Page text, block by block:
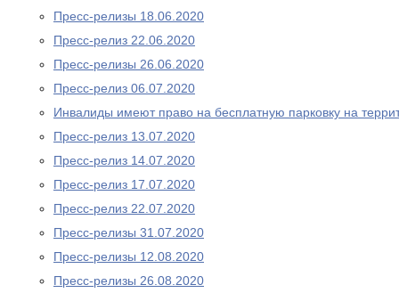
Пресс-релизы 18.06.2020
Пресс-релиз 22.06.2020
Пресс-релизы 26.06.2020
Пресс-релиз 06.07.2020
Инвалиды имеют право на бесплатную парковку на
Пресс-релиз 13.07.2020
Пресс-релиз 14.07.2020
Пресс-релиз 17.07.2020
Пресс-релиз 22.07.2020
Пресс-релизы 31.07.2020
Пресс-релизы 12.08.2020
Пресс-релизы 26.08.2020